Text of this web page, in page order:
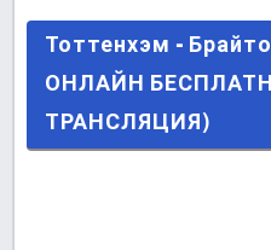
Тоттенхэм -
БЕСПЛАТНО 2022
Тоттенхэм -
ОНЛАЙН
ТРАНСЛЯЦИЯ)